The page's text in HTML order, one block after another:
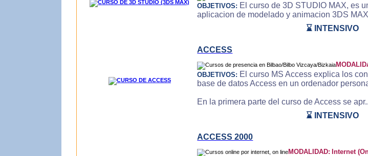
OBJETIVOS: El curso de 3D STUDIO MAX, es
aplicacion de modelado y animacion 3DS
⌛ INTENSIVO
ACCESS
OBJETIVOS: El curso MS Access explica los
base de datos Access en un ordenador
En la primera parte del curso de Access se
⌛ INTENSIVO
ACCESS 2000
MODALIDAD: Internet